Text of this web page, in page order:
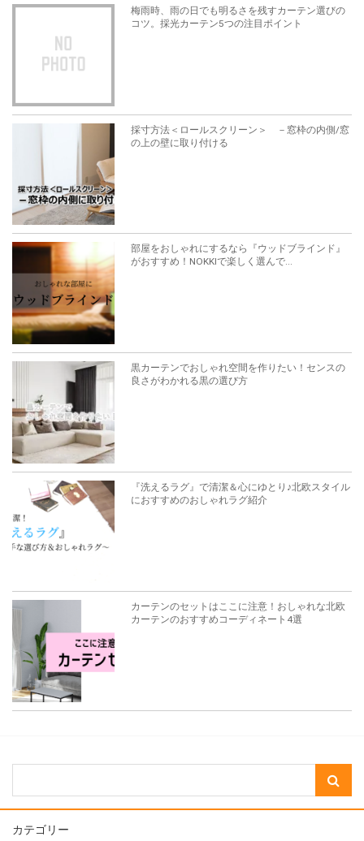
梅雨時、雨の日でも明るさを残すカーテン選びの
コツ。採光カーテン5つの注目ポイント
採寸方法＜ロールスクリーン＞ －窓枠の内側/窓
の上の壁に取り付ける
部屋をおしゃれにするなら『ウッドブラインド』
がおすすめ！NOKKIで楽しく選んで...
黒カーテンでおしゃれ空間を作りたい！センスの
良さがわかれる黒の選び方
『洗えるラグ』で清潔＆心にゆとり♪北欧スタイル
におすすめのおしゃれラグ紹介
カーテンのセットはここに注意！おしゃれな北欧
カーテンのおすすめコーディネート4選
カテゴリー